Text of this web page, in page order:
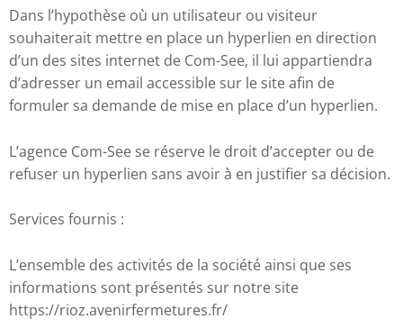
Dans l’hypothèse où un utilisateur ou visiteur
souhaiterait mettre en place un hyperlien en direction
d’un des sites internet de Com-See, il lui appartiendra
d’adresser un email accessible sur le site afin de
formuler sa demande de mise en place d’un hyperlien.
L’agence Com-See se réserve le droit d’accepter ou de
refuser un hyperlien sans avoir à en justifier sa décision.
Services fournis :
L’ensemble des activités de la société ainsi que ses
informations sont présentés sur notre site
https://rioz.avenirfermetures.fr/